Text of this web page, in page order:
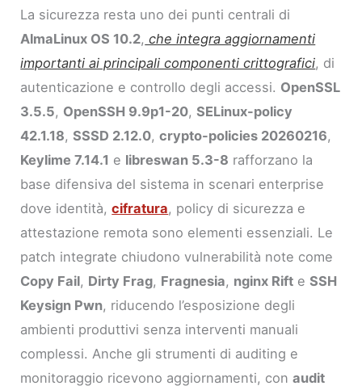
La sicurezza resta uno dei punti centrali di
AlmaLinux OS 10.2, che integra aggiornamenti
importanti ai principali componenti crittografici, di
autenticazione e controllo degli accessi. OpenSSL
3.5.5, OpenSSH 9.9p1-20,SELinux-policy
42.1.18,SSSD 2.12.0,crypto-policies 20260216,
Keylime 7.14.1 e libreswan 5.3-8 rafforzano la
base difensiva del sistema in scenari enterprise
dove identità,cifratura, policy di sicurezza e
attestazione remota sono elementi essenziali. Le
patch integrate chiudono vulnerabilità note come
Copy Fail, Dirty Frag, Fragnesia, nginx Rift eSSH
Keysign Pwn, riducendo l’esposizione degli
ambienti produttivi senza interventi manuali
complessi. Anche gli strumenti di auditing e
monitoraggio ricevono aggiornamenti, conaudit